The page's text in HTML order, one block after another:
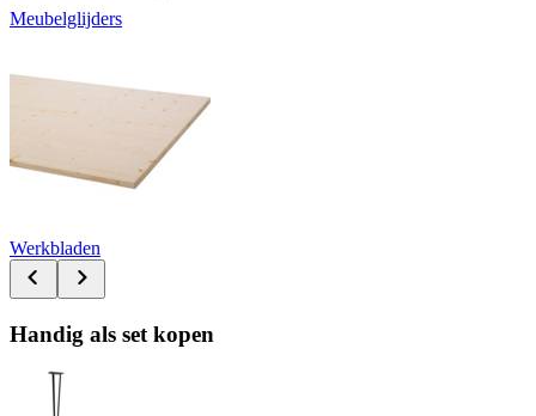
Meubelglijders
Werkbladen
Handig als set kopen